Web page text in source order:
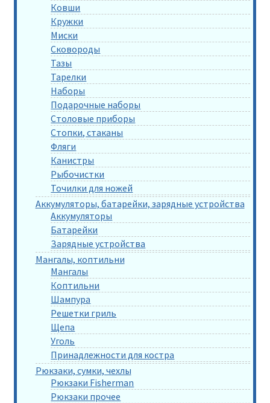
Ковши
Кружки
Миски
Сковороды
Тазы
Тарелки
Наборы
Подарочные наборы
Столовые приборы
Стопки, стаканы
Фляги
Канистры
Рыбочистки
Точилки для ножей
Аккумуляторы, батарейки, зарядные устройства
Аккумуляторы
Батарейки
Зарядные устройства
Мангалы, коптильни
Мангалы
Коптильни
Шампура
Решетки гриль
Щепа
Уголь
Принадлежности для костра
Рюкзаки, сумки, чехлы
Рюкзаки Fisherman
Рюкзаки прочее